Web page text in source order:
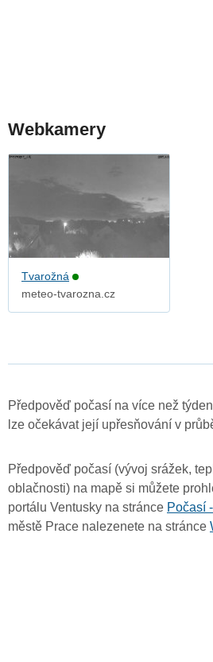
Webkamery
Tvarožná
meteo-tvarozna.cz
Předpověď počasí na více než
lze očekávat její upřesňování v
Předpověď počasí (vývoj srážek,
oblačnosti) na mapě si můžete
portálu Ventusky na stránce Počasí
městě Prace nalezenete na stránce